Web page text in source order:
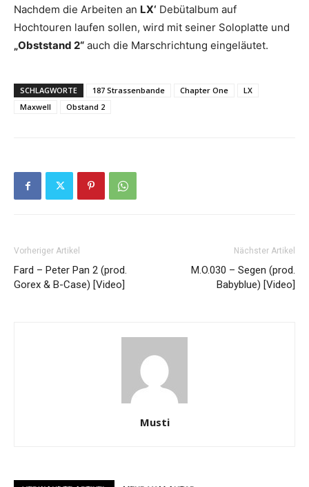
Nachdem die Arbeiten an LX‘ Debütalbum auf
Hochtouren laufen sollen, wird mit seiner Soloplatte und
„Obststand 2“ auch die Marschrichtung eingeläutet.
SCHLAGWORTE 187 Strassenbande Chapter One
LX
Maxwell
Obstand 2
Vorheriger Artikel
Fard – Peter Pan 2 (prod.
Gorex & B-Case) [Video]
Nächster Artikel
M.O.030 – Segen (prod.
Babyblue) [Video]
Musti